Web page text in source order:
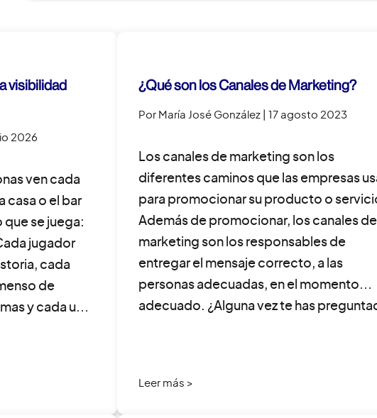
visibilidad
2026
ven cada
casa o el bar
se juega:
jugador
cada
de
y cada uno
¿Qué son los Canales de Marketing?
Por María José González | 17 agosto 2023
Los canales de marketing son los
diferentes caminos que las empresas
para promocionar su producto o
Además de promocionar, los canales de
marketing son los responsables de
entregar el mensaje correcto, a las
personas adecuadas, en el momento
adecuado. ¿Alguna vez te has
Leer más >